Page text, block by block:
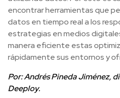
encontrar herramientas que
datos en tiempo real a los
estrategias en medios
manera eficiente estas
rápidamente sus entornos y
Por: Andrés Pineda Jiménez,
Deeploy.